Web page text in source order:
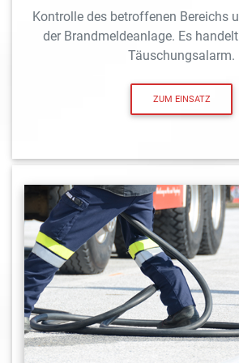
Kontrolle des betroffenen Bereichs
der Brandmeldeanlage. Es
Täuschungsalarm.
ZUM EINSATZ